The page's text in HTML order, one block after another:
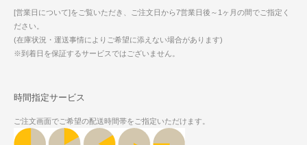
[営業日について]をご覧いただき、ご注文日から7営業日後～1ヶ月の間でご指定く
ださい。
(在庫状況・運送事情によりご希望に添えない場合があります)
※到着日を保証するサービスではございません。
時間指定サービス
ご注文画面でご希望の配送時間帯をご指定いただけます。